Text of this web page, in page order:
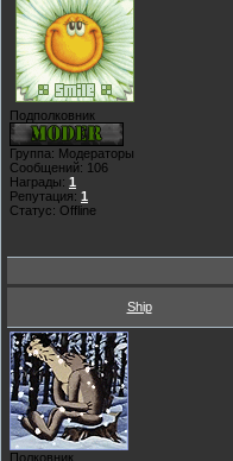
Подполковник
Группа: Модераторы
Сообщений: 106
Награды: 1
Репутация: 1
Статус: Offline
Ship
Полковник